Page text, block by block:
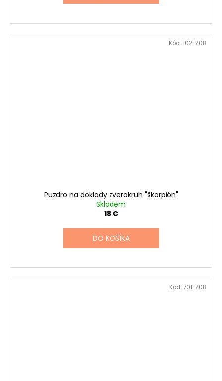
Puzdro na doklady zverokruh "škorpión"
Skladem
18 €
DO KOŠÍKA
Kód: 102-Z08
Kód: 701-Z08